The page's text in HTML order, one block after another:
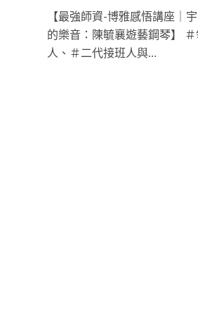
【最強師資-博雅感悟講座｜
的樂音：陳毓襄遊藝鋼琴】
人、＃二代接班人與…